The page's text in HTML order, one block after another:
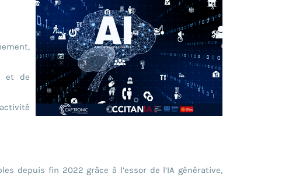
et de
depuis fin 2022 grâce à l’essor de l’IA générative,